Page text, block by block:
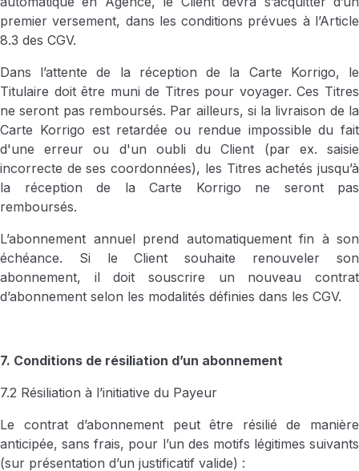
premier versement, dans les conditions prévues à l’Article
8.3 des CGV.
Dans l’attente de la réception de la Carte Korrigo, le
Titulaire doit être muni de Titres pour voyager. Ces Titres
ne seront pas remboursés. Par ailleurs, si la livraison de la
Carte Korrigo est retardée ou rendue impossible du fait
d'une erreur ou d'un oubli du Client (par ex. saisie
incorrecte de ses coordonnées), les Titres achetés jusqu’à
la réception de la Carte Korrigo ne seront pas
remboursés.
L’abonnement annuel prend automatiquement fin à son
échéance. Si le Client souhaite renouveler son
abonnement, il doit souscrire un nouveau contrat
d’abonnement selon les modalités définies dans les CGV.
7. Conditions de résiliation d’un abonnement
7.2 Résiliation à l’initiative du Payeur
Le contrat d’abonnement peut être résilié de manière
anticipée, sans frais, pour l’un des motifs légitimes suivants
(sur présentation d’un justificatif valide) :